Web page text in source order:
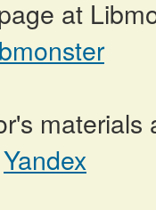
at
materials
Yandex